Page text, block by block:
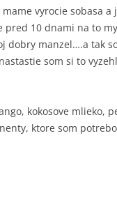
mame vyrocie sobasa
pred 10 dnami na to
dobry manzel….a tak
som si to
kokosove mlieko,
ktore som